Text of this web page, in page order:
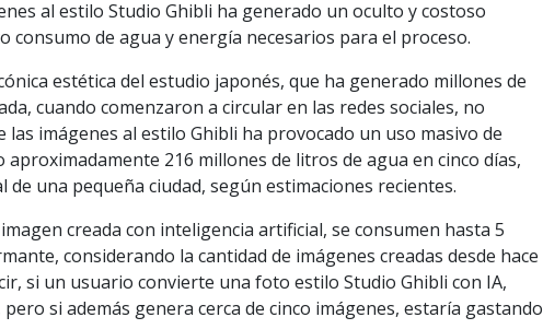
al estilo Studio Ghibli ha generado un oculto y costoso
consumo de agua y energía necesarios para el proceso.
estética del estudio japonés, que ha generado millones de
cuando comenzaron a circular en las redes sociales, no
imágenes al estilo Ghibli ha provocado un uso masivo de
216 millones de litros de agua en cinco días,
una pequeña ciudad, según estimaciones recientes.
creada con inteligencia artificial, se consumen hasta 5
considerando la cantidad de imágenes creadas desde hace
si un usuario convierte una foto estilo Studio Ghibli con IA,
si además genera cerca de cinco imágenes, estaría gastando